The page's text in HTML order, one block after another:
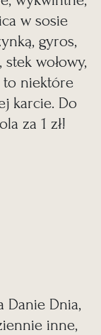
w sosie
gyros,
wołowy,
to niektóre
karcie. Do
za 1 zł!
Danie Dnia,
inne,